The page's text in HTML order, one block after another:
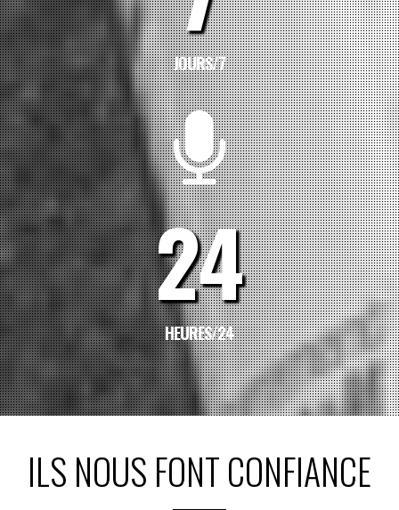
JOURS/7
24
HEURES/24
ILS NOUS FONT CONFIANCE